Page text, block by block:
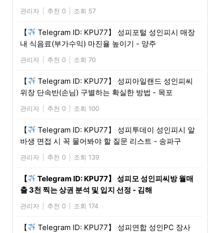
관리자 추천 0 조회 57
【
Telegram ID: KPU77】 성피포털 성인피시 매장
내 식음료(부가수익) 마진율 높이기 - 양주
관리자 추천 0 조회 70
【
Telegram ID: KPU77】 성피아일랜드 성인피씨
위장 단속반(손님) 구별하는 확실한 방법 - 목포
관리자 추천 0 조회 100
【
Telegram ID: KPU77】 성피투데이 성인피시 알
바생 면접 시 꼭 물어봐야 할 질문 리스트 - 송파구
관리자 추천 0 조회 139
【
Telegram ID: KPU77】 성피모 성인피씨방 월매
출 3천 찍는 상권 분석 및 입지 선정 - 김해
관리자 추천 0 조회 174
【
Telegram ID: KPU77】 성피연합 성인PC 장사